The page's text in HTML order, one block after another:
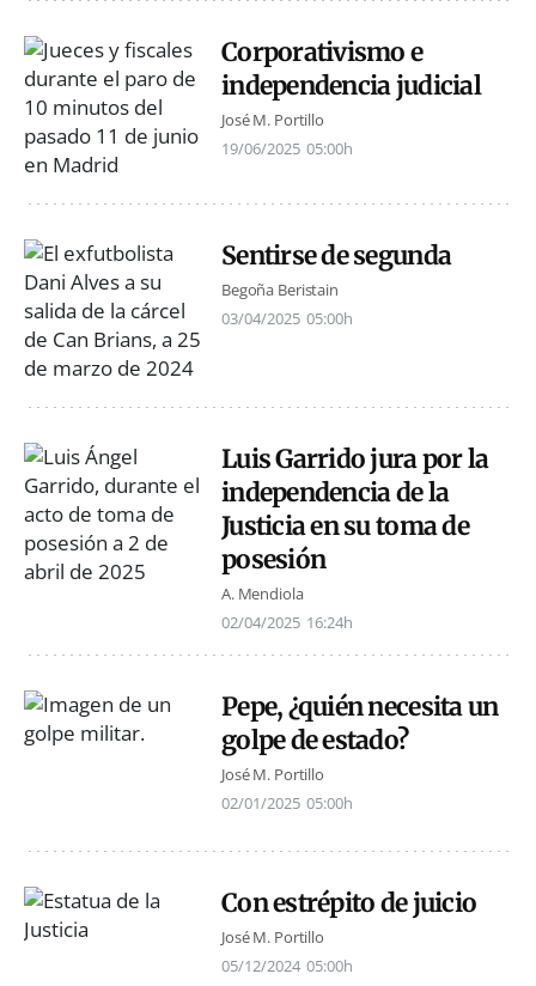
Corporativismo e
independencia judicial
José M. Portillo
19/06/2025 05:00h
Sentirse de segunda
Begoña Beristain
03/04/2025 05:00h
Luis Garrido jura por la
independencia de la
Justicia en su toma de
posesión
A. Mendiola
02/04/2025 16:24h
Pepe, ¿quién necesita un
golpe de estado?
José M. Portillo
02/01/2025 05:00h
Con estrépito de juicio
José M. Portillo
05/12/2024 05:00h